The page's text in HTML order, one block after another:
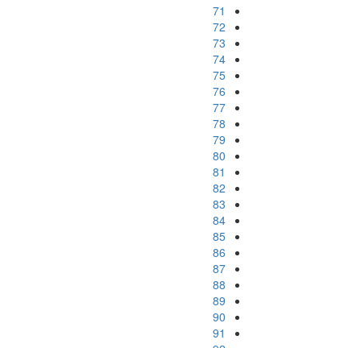
71
72
73
74
75
76
77
78
79
80
81
82
83
84
85
86
87
88
89
90
91